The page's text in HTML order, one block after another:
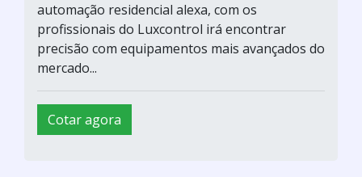
automação residencial alexa, com os
profissionais do Luxcontrol irá encontrar
precisão com equipamentos mais avançados do
mercado...
Cotar agora